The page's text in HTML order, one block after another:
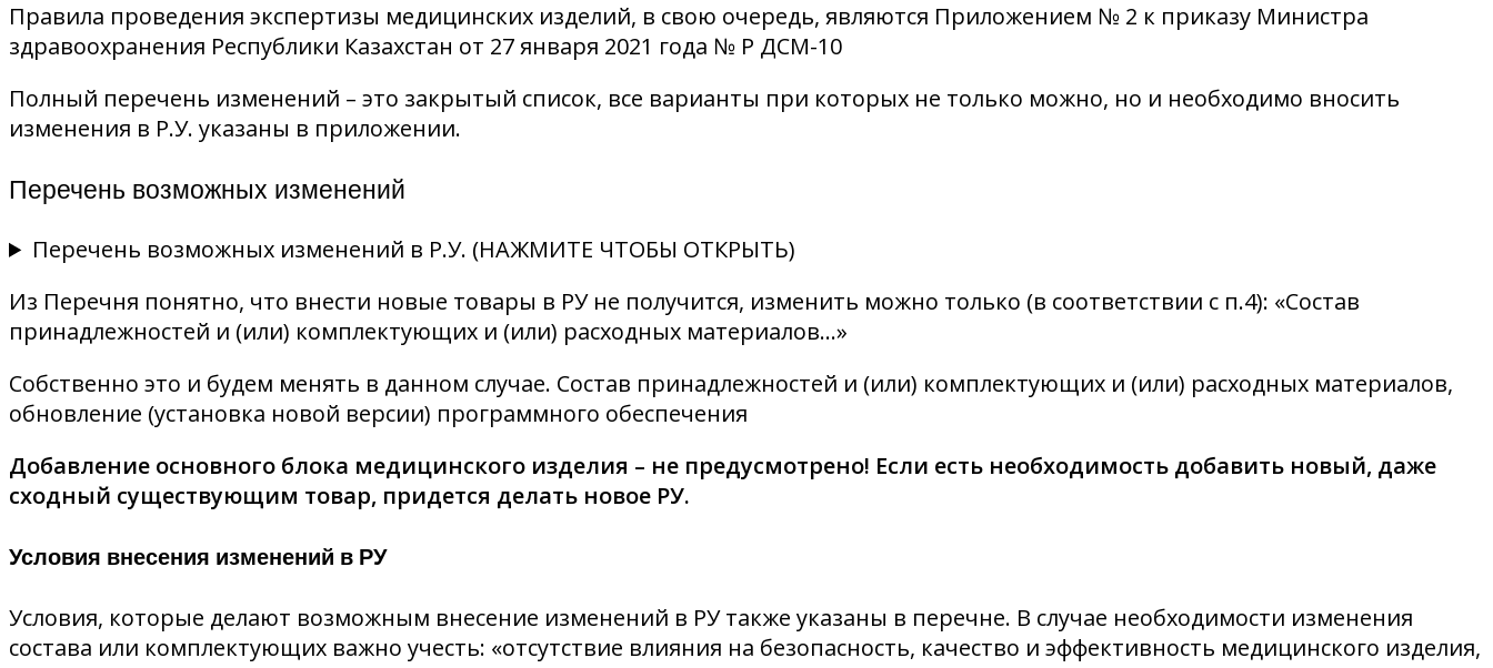
Правила проведения экспертизы медицинских изделий, в свою очередь, являются Приложением № 2 к приказу Министра
здравоохранения Республики Казахстан от 27 января 2021 года № ҚР ДСМ-10
Полный перечень изменений – это закрытый список, все варианты при которых не только можно, но и необходимо вносить
изменения в Р.У. указаны в приложении.
Перечень возможных изменений
Перечень возможных изменений в Р.У. (НАЖМИТЕ ЧТОБЫ ОТКРЫТЬ)
Из Перечня понятно, что внести новые товары в РУ не получится, изменить можно только (в соответствии с п.4): «Состав
принадлежностей и (или) комплектующих и (или) расходных материалов…»
Собственно это и будем менять в данном случае. Состав принадлежностей и (или) комплектующих и (или) расходных материалов,
обновление (установка новой версии) программного обеспечения
Добавление основного блока медицинского изделия – не предусмотрено! Если есть необходимость добавить новый, даже
сходный существующим товар, придется делать новое РУ.
Условия внесения изменений в РУ
Условия, которые делают возможным внесение изменений в РУ также указаны в перечне. В случае необходимости изменения
состава или комплектующих важно учесть: «отсутствие влияния на безопасность, качество и эффективность медицинского изделия,